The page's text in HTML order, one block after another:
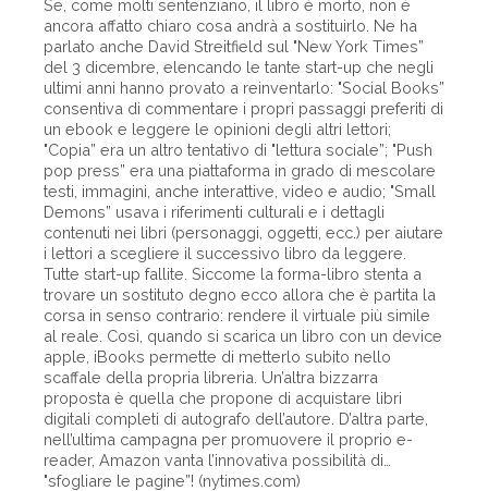
Se, come molti sentenziano, il libro è morto, non è
ancora affatto chiaro cosa andrà a sostituirlo. Ne ha
parlato anche David Streitfield sul "New York Times”
del 3 dicembre, elencando le tante start-up che negli
ultimi anni hanno provato a reinventarlo: "Social Books”
consentiva di commentare i propri passaggi preferiti di
un ebook e leggere le opinioni degli altri lettori;
"Copia” era un altro tentativo di "lettura sociale”; "Push
pop press” era una piattaforma in grado di mescolare
testi, immagini, anche interattive, video e audio; "Small
Demons” usava i riferimenti culturali e i dettagli
contenuti nei libri (personaggi, oggetti, ecc.) per aiutare
i lettori a scegliere il successivo libro da leggere.
Tutte start-up fallite. Siccome la forma-libro stenta a
trovare un sostituto degno ecco allora che è partita la
corsa in senso contrario: rendere il virtuale più simile
al reale. Così, quando si scarica un libro con un device
apple, iBooks permette di metterlo subito nello
scaffale della propria libreria. Un’altra bizzarra
proposta è quella che propone di acquistare libri
digitali completi di autografo dell’autore. D’altra parte,
nell’ultima campagna per promuovere il proprio e-
reader, Amazon vanta l’innovativa possibilità di…
"sfogliare le pagine”! (nytimes.com)